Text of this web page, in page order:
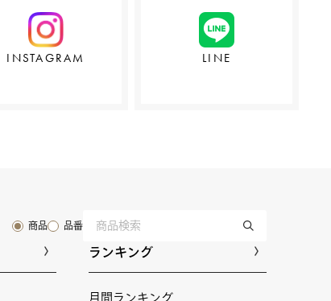
INSTAGRAM LINE
商品 品番
ランキング